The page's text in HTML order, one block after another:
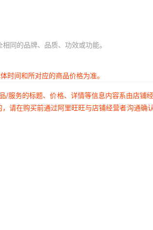
同的品牌、品质、功效或功能。
时间和所对应的商品价格为准。
务的标题、价格、详情等信息内容系由店铺
请在购买前通过阿里旺旺与店铺经营者沟通确